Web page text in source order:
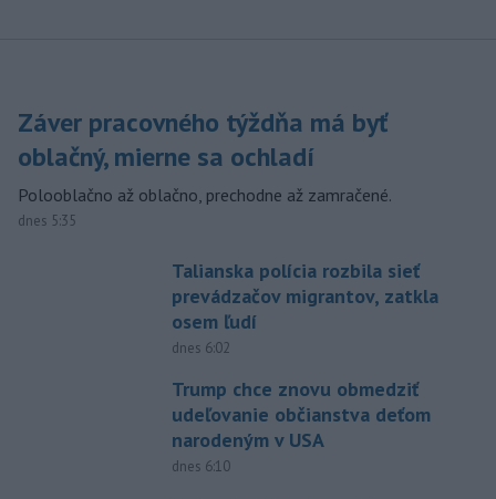
Záver pracovného týždňa má byť
oblačný, mierne sa ochladí
Polooblačno až oblačno, prechodne až zamračené.
dnes 5:35
Talianska polícia rozbila sieť
prevádzačov migrantov, zatkla
osem ľudí
dnes 6:02
Trump chce znovu obmedziť
udeľovanie občianstva deťom
narodeným v USA
dnes 6:10